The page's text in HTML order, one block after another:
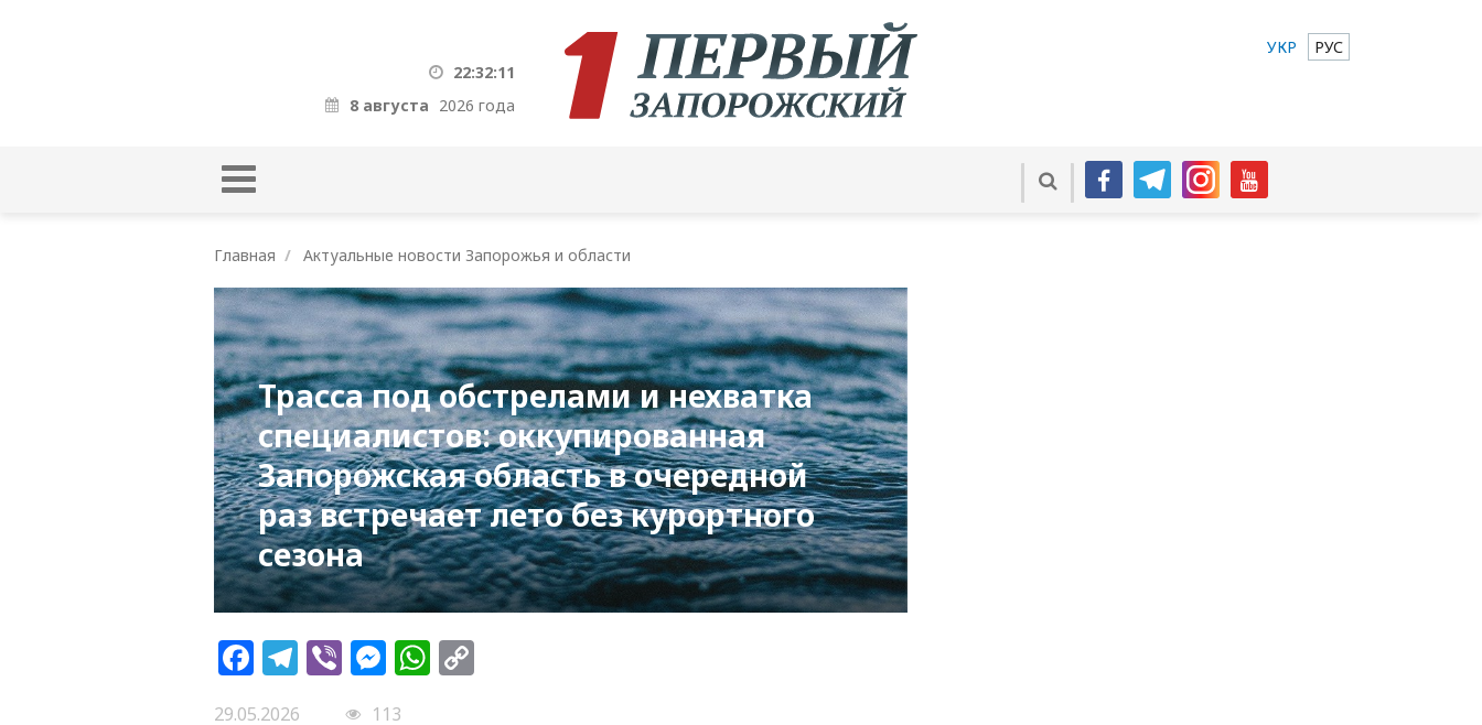
22:32:12
8 августа 2026 года
УКР РУС
Главная Актуальные новости Запорожья и области
Трасса под обстрелами и нехватка
специалистов: оккупированная
Запорожская область в очередной
раз встречает лето без курортного
сезона
Facebook
Telegram
ViberMessenger
WhatsApp
29.05.2026
113